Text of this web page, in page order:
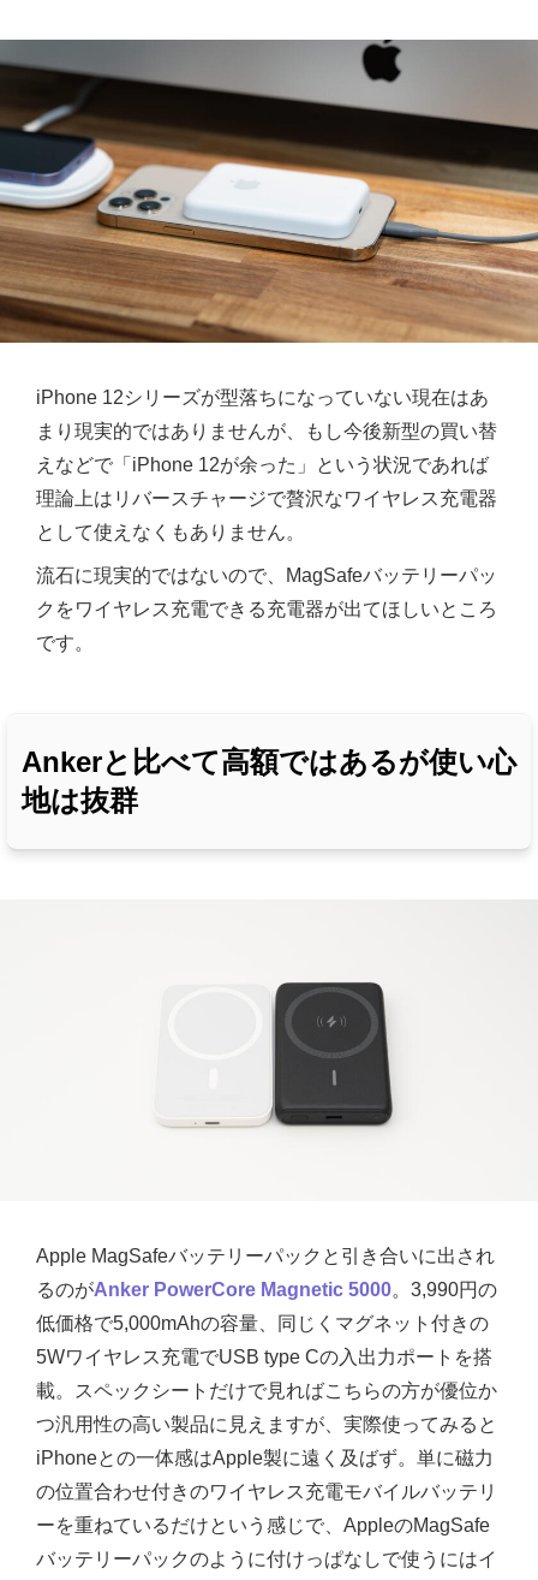
iPhone 12シリーズが型落ちになっていない現在はあ
まり現実的ではありませんが、もし今後新型の買い替
えなどで「iPhone 12が余った」という状況であれば
理論上はリバースチャージで贅沢なワイヤレス充電器
として使えなくもありません。
流石に現実的ではないので、MagSafeバッテリーパッ
クをワイヤレス充電できる充電器が出てほしいところ
です。
Ankerと比べて高額ではあるが使い心
地は抜群
Apple MagSafeバッテリーパックと引き合いに出され
るのがAnker PowerCore Magnetic 5000。3,990円の
低価格で5,000mAhの容量、同じくマグネット付きの
5Wワイヤレス充電でUSB type Cの入出力ポートを搭
載。スペックシートだけで見ればこちらの方が優位か
つ汎用性の高い製品に見えますが、実際使ってみると
iPhoneとの一体感はApple製に遠く及ばず。単に磁力
の位置合わせ付きのワイヤレス充電モバイルバッテリ
ーを重ねているだけという感じで、AppleのMagSafe
バッテリーパックのように付けっぱなしで使うにはイ